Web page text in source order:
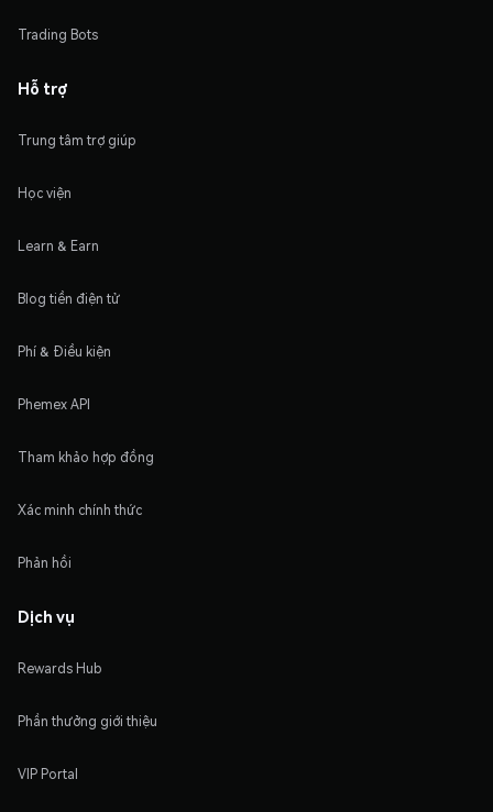
Trading Bots
Hỗ trợ
Trung tâm trợ giúp
Học viện
Learn & Earn
Blog tiền điện tử
Phí & Điều kiện
Phemex API
Tham khảo hợp đồng
Xác minh chính thức
Phản hồi
Dịch vụ
Rewards Hub
Phần thưởng giới thiệu
VIP Portal